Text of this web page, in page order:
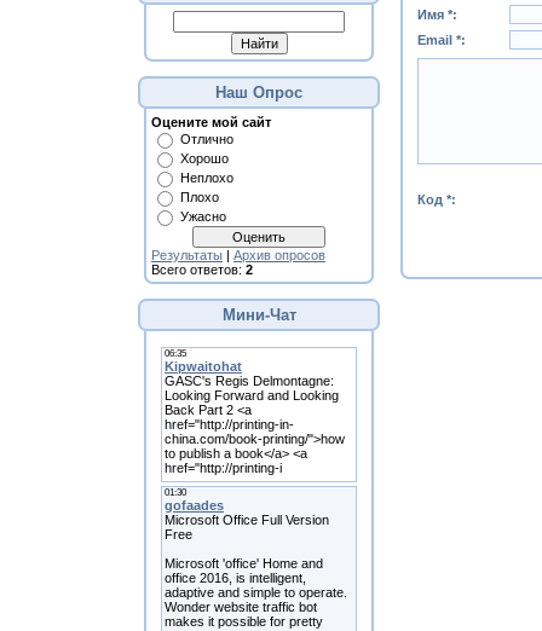
Наш Опрос
Оцените мой сайт
Отлично
Хорошо
Неплохо
Плохо
Ужасно
Результаты | Архив опросов
Всего ответов: 2
Мини-Чат
Имя *:
Email *:
Код *: